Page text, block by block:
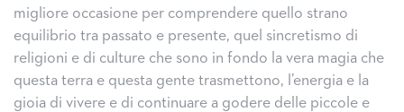
migliore occasione per comprendere quello strano
equilibrio tra passato e presente, quel sincretismo di
religioni e di culture che sono in fondo la vera magia che
questa terra e questa gente trasmettono, l’energia e la
gioia di vivere e di continuare a godere delle piccole e